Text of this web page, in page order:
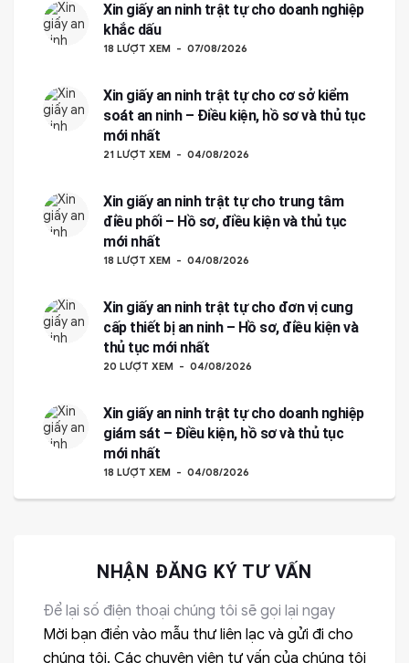
Xin giấy an ninh trật tự cho doanh nghiệp
khắc dấu
18 LƯỢT XEM 07/08/2026
Xin giấy an ninh trật tự cho cơ sở kiểm
soát an ninh – Điều kiện, hồ sơ và thủ tục
mới nhất
21 LƯỢT XEM 04/08/2026
Xin giấy an ninh trật tự cho trung tâm
điều phối – Hồ sơ, điều kiện và thủ tục
mới nhất
18 LƯỢT XEM 04/08/2026
Xin giấy an ninh trật tự cho đơn vị cung
cấp thiết bị an ninh – Hồ sơ, điều kiện và
thủ tục mới nhất
20 LƯỢT XEM 04/08/2026
Xin giấy an ninh trật tự cho doanh nghiệp
giám sát – Điều kiện, hồ sơ và thủ tục
mới nhất
18 LƯỢT XEM 04/08/2026
NHẬN ĐĂNG KÝ TƯ VẤN
Để lại số điện thoại chúng tôi sẽ gọi lại ngay
Mời bạn điền vào mẫu thư liên lạc và gửi đi cho
chúng tôi. Các chuyên viên tư vấn của chúng tôi